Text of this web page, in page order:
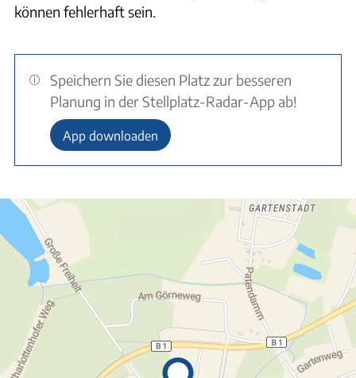
können fehlerhaft sein.
Speichern Sie diesen Platz zur besseren
Planung in der Stellplatz-Radar-App ab!
App downloaden